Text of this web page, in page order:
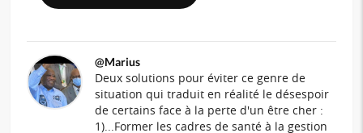
@Marius
Deux solutions pour éviter ce genre de
situation qui traduit en réalité le désespoir
de certains face à la perte d'un être cher :
1)...Former les cadres de santé à la gestion